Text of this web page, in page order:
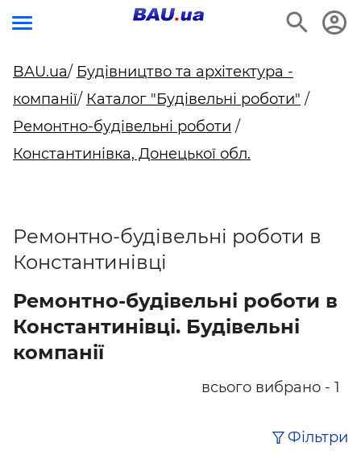
BAU.ua/ Будівництво та архітектура -
компанії/ Каталог "Будівельні роботи" /
Ремонтно-будівельні роботи /
Константинівка, Донецької обл.
Ремонтно-будівельні роботи в
Константинівці
Ремонтно-будівельні роботи в
Константинівці. Будівельні
компанії
всього вибрано - 1
Фільтри